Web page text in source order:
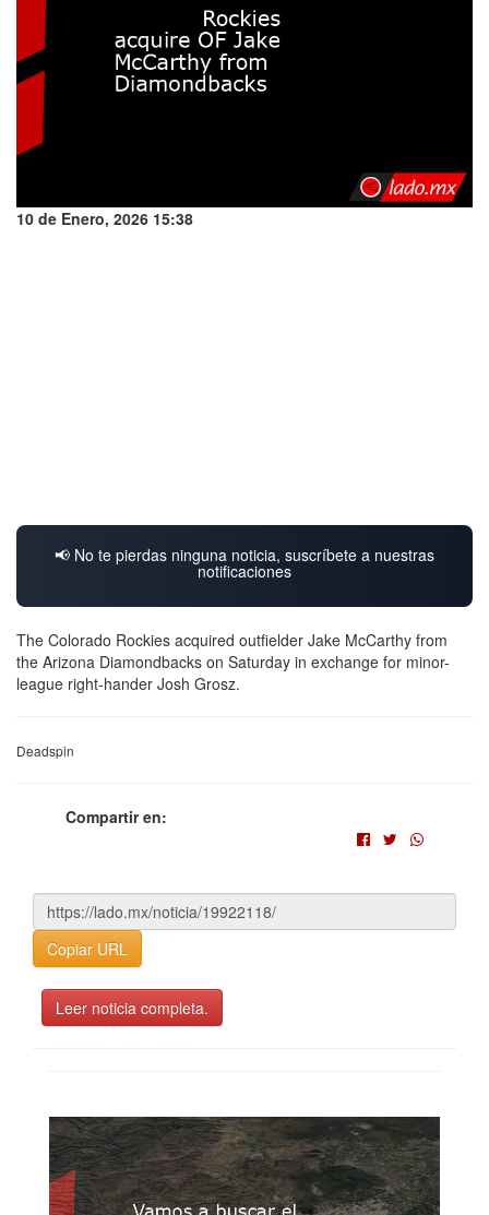
10 de Enero, 2026 15:38
📢 No te pierdas ninguna noticia, suscríbete a nuestras
notificaciones
The Colorado Rockies acquired outfielder Jake McCarthy from
the Arizona Diamondbacks on Saturday in exchange for minor-
league right-hander Josh Grosz.
Deadspin
Compartir en:
Copiar URL
Leer noticia completa.